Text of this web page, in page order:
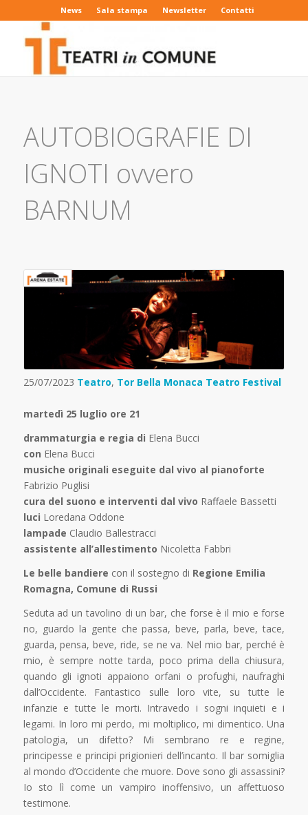
News Sala stampa Newsletter Contatti
AUTOBIOGRAFIE DI
IGNOTI ovvero
BARNUM
25/07/2023 Teatro, Tor Bella Monaca Teatro Festival
martedì 25 luglio ore 21
drammaturgia e regia di Elena Bucci
con Elena Bucci
musiche originali eseguite dal vivo al pianoforte
Fabrizio Puglisi
cura del suono e interventi dal vivo Raffaele Bassetti
luci Loredana Oddone
lampade Claudio Ballestracci
assistente all’allestimento Nicoletta Fabbri
Le belle bandiere con il sostegno di Regione Emilia
Romagna, Comune di Russi
Seduta ad un tavolino di un bar, che forse è il mio e forse
no, guardo la gente che passa, beve, parla, beve, tace,
guarda, pensa, beve, ride, se ne va. Nel mio bar, perché è
mio, è sempre notte tarda, poco prima della chiusura,
quando gli ignoti appaiono orfani o profughi, naufraghi
dall’Occidente. Fantastico sulle loro vite, su tutte le
infanzie e tutte le morti. Intravedo i sogni inquieti e i
legami. In loro mi perdo, mi moltiplico, mi dimentico. Una
patologia, un difetto? Mi sembrano re e regine,
principesse e principi prigionieri dell’incanto. Il bar somiglia
al mondo d’Occidente che muore. Dove sono gli assassini?
Io sto lì come un vampiro inoffensivo, un affettuoso
testimone.